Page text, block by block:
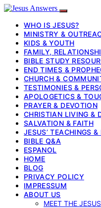
WHO IS JESUS?
MINISTRY &
KIDS & YOUTH
FAMILY,
BIBLE STUDY
END TIMES &
CHURCH &
TESTIMONIES &
APOLOGETICS &
PRAYER & DEVOTION
CHRISTIAN LIVING &
SALVATION & FAITH
JESUS’ TEACHINGS &
BIBLE Q&A
ESPANOL
HOME
BLOG
PRIVACY POLICY
IMPRESSUM
ABOUT US
MEET THE